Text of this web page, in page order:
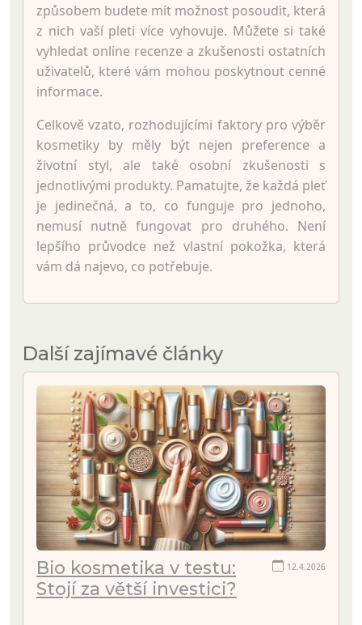
způsobem budete mít možnost posoudit, která
z nich vaší pleti více vyhovuje. Můžete si také
vyhledat online recenze a zkušenosti ostatních
uživatelů, které vám mohou poskytnout cenné
informace.
Celkově vzato, rozhodujícími faktory pro výběr
kosmetiky by měly být nejen preference a
životní styl, ale také osobní zkušenosti s
jednotlivými produkty. Pamatujte, že každá pleť
je jedinečná, a to, co funguje pro jednoho,
nemusí nutně fungovat pro druhého. Není
lepšího průvodce než vlastní pokožka, která
vám dá najevo, co potřebuje.
Další zajímavé články
12.4.2026
Bio kosmetika v testu:
Stojí za větší investici?